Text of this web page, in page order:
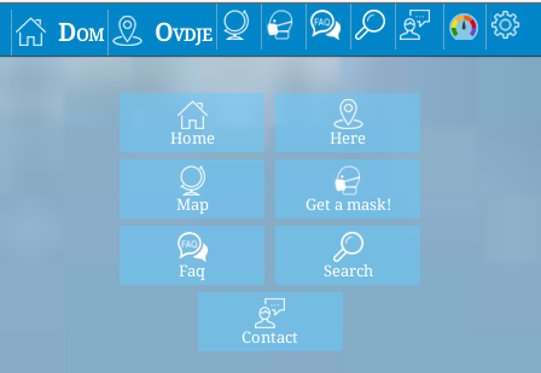
Dom Ovdje
Home Here
Map Get a mask!
Faq Search
Contact